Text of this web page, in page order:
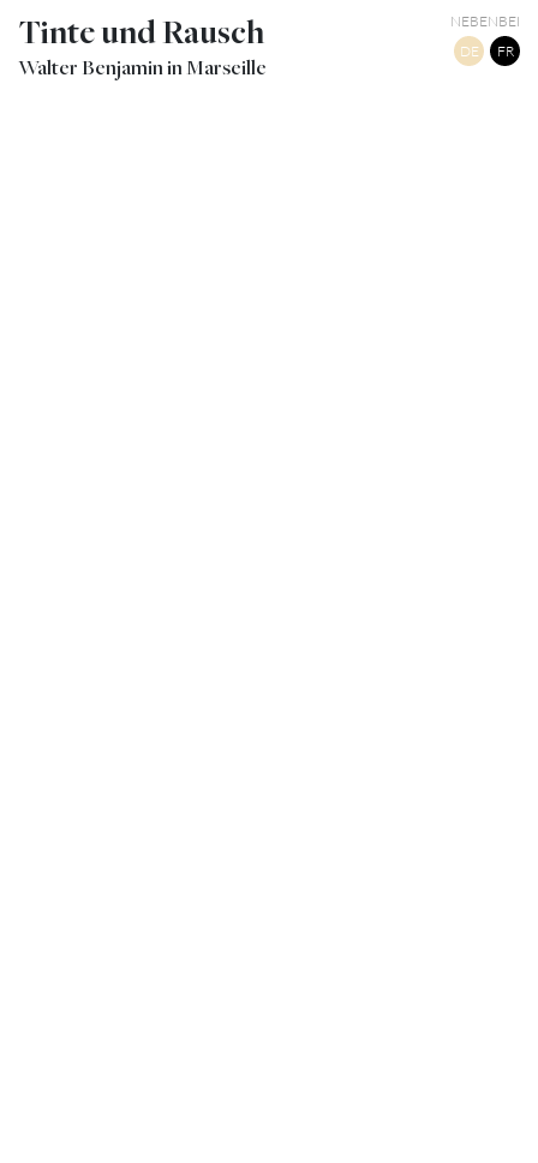
Tinte und Rausch
Walter Benjamin in Marseille
NEBENBEI
DE
FR